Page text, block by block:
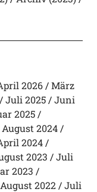
2026
März
Juli 2025
Juni
2025
August 2024
2024
2023
Juli
2023
August 2022
Juli